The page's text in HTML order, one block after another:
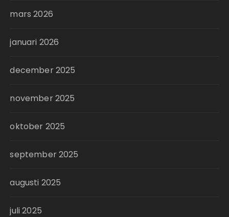
mars 2026
januari 2026
december 2025
november 2025
oktober 2025
september 2025
augusti 2025
juli 2025